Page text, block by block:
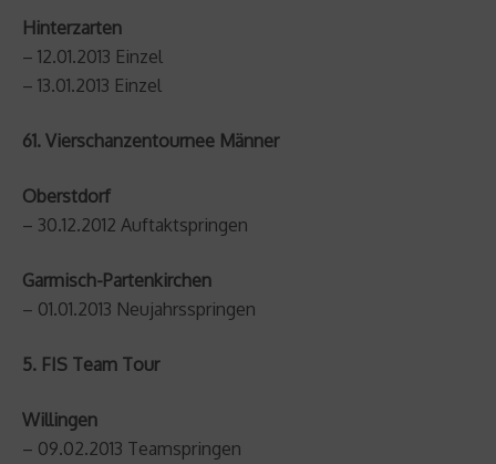
Hinterzarten
– 12.01.2013 Einzel
– 13.01.2013 Einzel
61. Vierschanzentournee Männer
Oberstdorf
– 30.12.2012 Auftaktspringen
Garmisch-Partenkirchen
– 01.01.2013 Neujahrsspringen
5. FIS Team Tour
Willingen
– 09.02.2013 Teamspringen